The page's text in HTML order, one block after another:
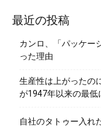
最近の投稿
カンロ、「パッケ
った理由
生産性は上がったの
が1947年以来の最低
自社のタトゥー入れ